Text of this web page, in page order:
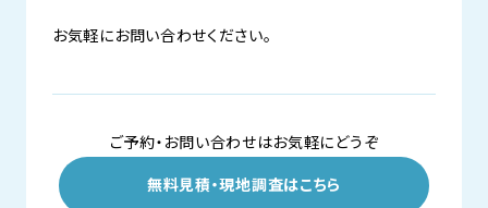
お気軽にお問い合わせください。
ご予約・お問い合わせはお気軽にどうぞ
無料見積・現地調査はこちら